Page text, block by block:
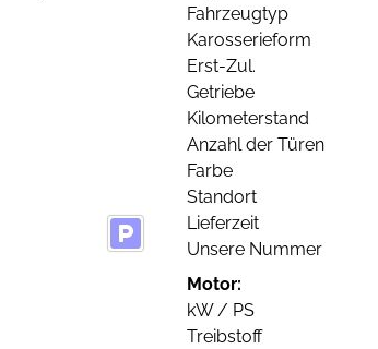
Fahrzeugtyp
Karosserieform
Erst-Zul.
Getriebe
Kilometerstand
Anzahl der Türen
Farbe
Standort
Lieferzeit
Unsere Nummer
Motor:
kW / PS
Treibstoff